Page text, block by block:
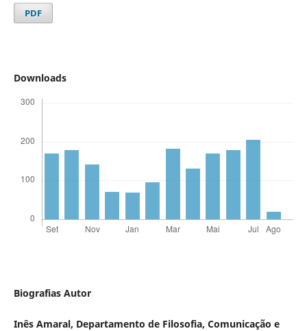
PDF
Downloads
Biografias Autor
Inês Amaral, Departamento de Filosofia, Comunicação e